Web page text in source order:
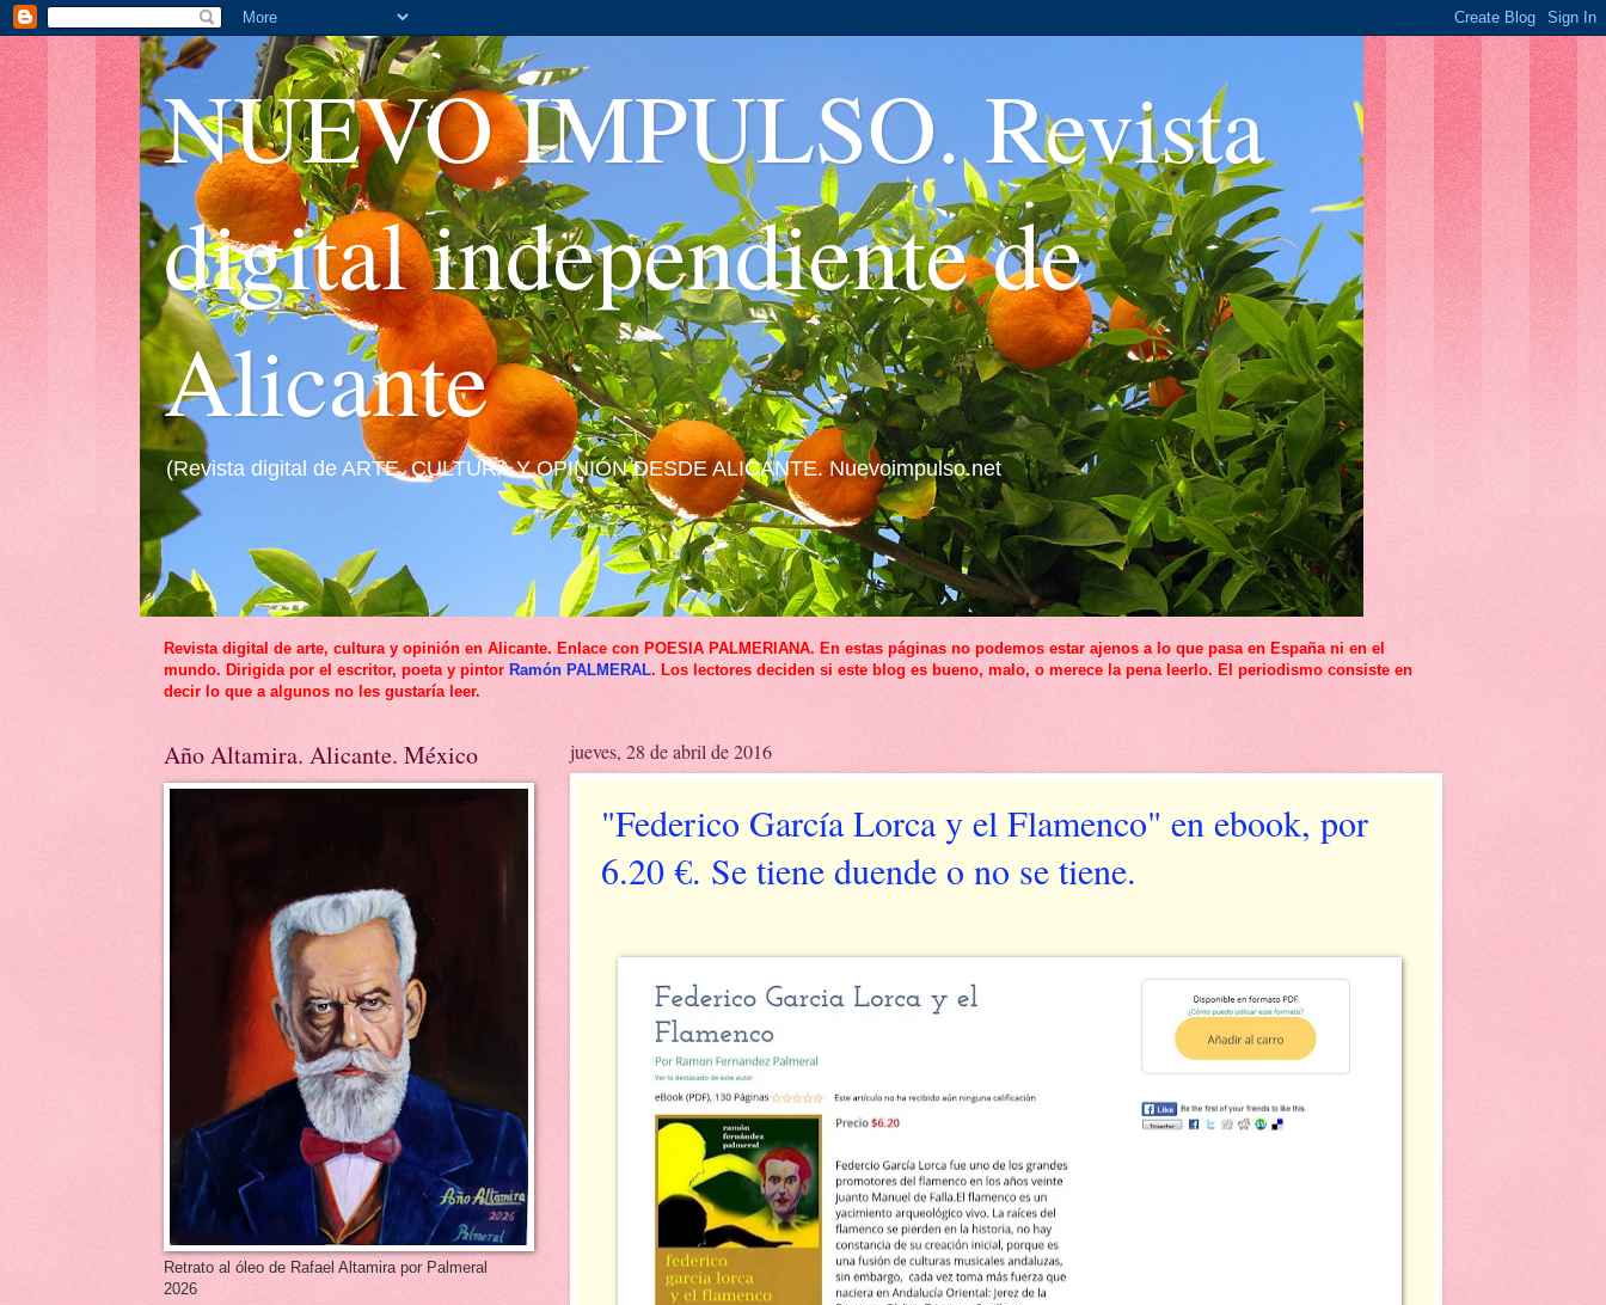
NUEVO IMPULSO. Revista
digital independiente de
Alicante
(Revista digital de ARTE, CULTURA Y OPINIÓN DESDE ALICANTE. Nuevoimpulso.net
Revista digital de arte, cultura y opinión en Alicante. Enlace con POESIA PALMERIANA. En estas páginas no podemos estar ajenos a lo que pasa en España ni en el
mundo. Dirigida por el escritor, poeta y pintor Ramón PALMERAL. Los lectores deciden si este blog es bueno, malo, o merece la pena leerlo. El periodismo consiste en
decir lo que a algunos no les gustaría leer.
jueves, 28 de abril de 2016
"Federico García Lorca y el Flamenco" en ebook, por
6.20 €. Se tiene duende o no se tiene.
Año Altamira. Alicante. México
Retrato al óleo de Rafael Altamira por Palmeral
2026